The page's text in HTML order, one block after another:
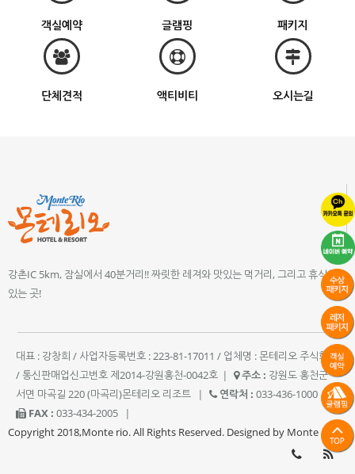
객실예약 글램핑 패키지
단체견적 액티비티 오시는길
강촌IC 5km, 잠실에서 40분거리!! 짜릿한 레져와 맛있는 먹거리, 그리고 휴식이
있는 곳!
대표 : 강창희 / 사업자등록번호 : 223-81-17011 / 업체명 : 몬테리오 주식회사
/ 통신판매업신고번호 제2014-강원홍천-0042호 | 주소 : 강원도 홍천군
서면 마곡길 220 (마곡리)몬테리오 리조트
| 연락처 : 033-436-1000
|
FAX : 033-434-2005
|
Copyright 2018,Monte rio. All Rights Reserved. Designed by Monte rio.